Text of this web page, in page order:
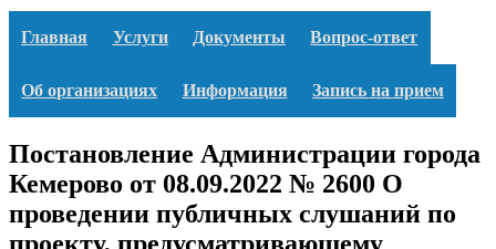
Главная Услуги Документы Вопрос-ответ
Об организациях Информация Запись на прием
Постановление Администрации города
Кемерово от 08.09.2022 № 2600 О
проведении публичных слушаний по